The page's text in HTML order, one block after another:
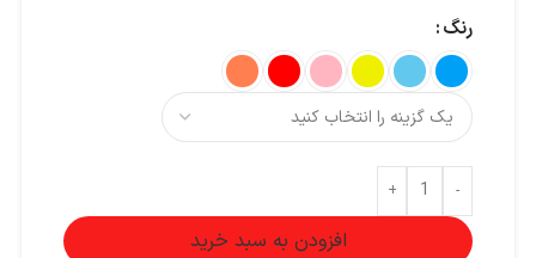
رنگ
-
+
افزودن به سبد خرید